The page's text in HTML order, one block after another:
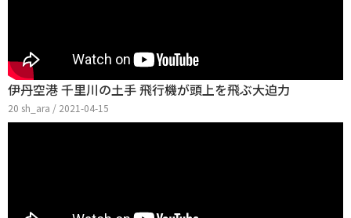
伊丹空港 千里川の土手 飛行機が頭上を飛ぶ大迫力
20 sh_ara / 2021-04-15